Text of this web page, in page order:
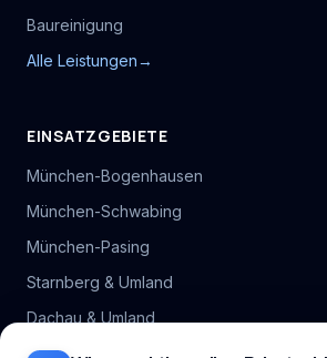
Baureinigung
Alle Leistungen→
EINSATZGEBIETE
München-Bogenhausen
München-Schwabing
München-Pasing
Starnberg & Umland
Dachau & Umland
Alle Stadtteil-Hubs